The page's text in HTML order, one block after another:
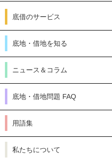
底借のサービス
底地・借地を知る
ニュース＆コラム
底地・借地問題 FAQ
用語集
私たちについて